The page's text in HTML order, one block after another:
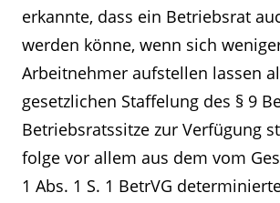
erkannte, dass ein Betriebsrat
werden könne, wenn sich
Arbeitnehmer aufstellen lassen
gesetzlichen Staffelung des § 9
Betriebsratssitze zur Verfügung
folge vor allem aus dem vom
1 Abs. 1 S. 1 BetrVG